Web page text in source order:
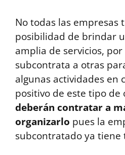
No todas las empresas
posibilidad de brindar
amplia de servicios,
subcontrata a otras
algunas actividades en
positivo de este tipo de
deberán contratar a
organizarlo pues la
subcontratado ya tiene